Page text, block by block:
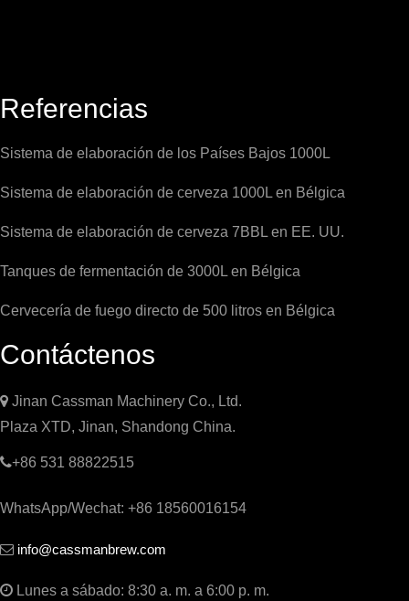
Referencias
Sistema de elaboración de los Países Bajos 1000L
Sistema de elaboración de cerveza 1000L en Bélgica
Sistema de elaboración de cerveza 7BBL en EE. UU.
Tanques de fermentación de 3000L en Bélgica
Cervecería de fuego directo de 500 litros en Bélgica
Contáctenos
 Jinan Cassman Machinery Co., Ltd.
Plaza XTD, Jinan, Shandong China.
+86 531 88822515
WhatsApp/Wechat: +86 18560016154
 info@cassmanbrew.com
 Lunes a sábado: 8:30 a. m. a 6:00 p. m.